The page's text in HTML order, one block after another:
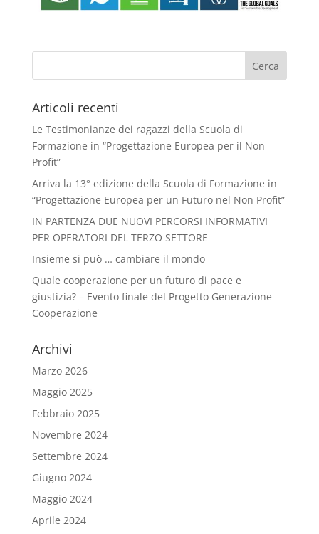
Articoli recenti
Le Testimonianze dei ragazzi della Scuola di
Formazione in “Progettazione Europea per il Non
Profit”
Arriva la 13° edizione della Scuola di Formazione in
“Progettazione Europea per un Futuro nel Non Profit”
IN PARTENZA DUE NUOVI PERCORSI INFORMATIVI
PER OPERATORI DEL TERZO SETTORE
Insieme si può … cambiare il mondo
Quale cooperazione per un futuro di pace e
giustizia? – Evento finale del Progetto Generazione
Cooperazione
Archivi
Marzo 2026
Maggio 2025
Febbraio 2025
Novembre 2024
Settembre 2024
Giugno 2024
Maggio 2024
Aprile 2024